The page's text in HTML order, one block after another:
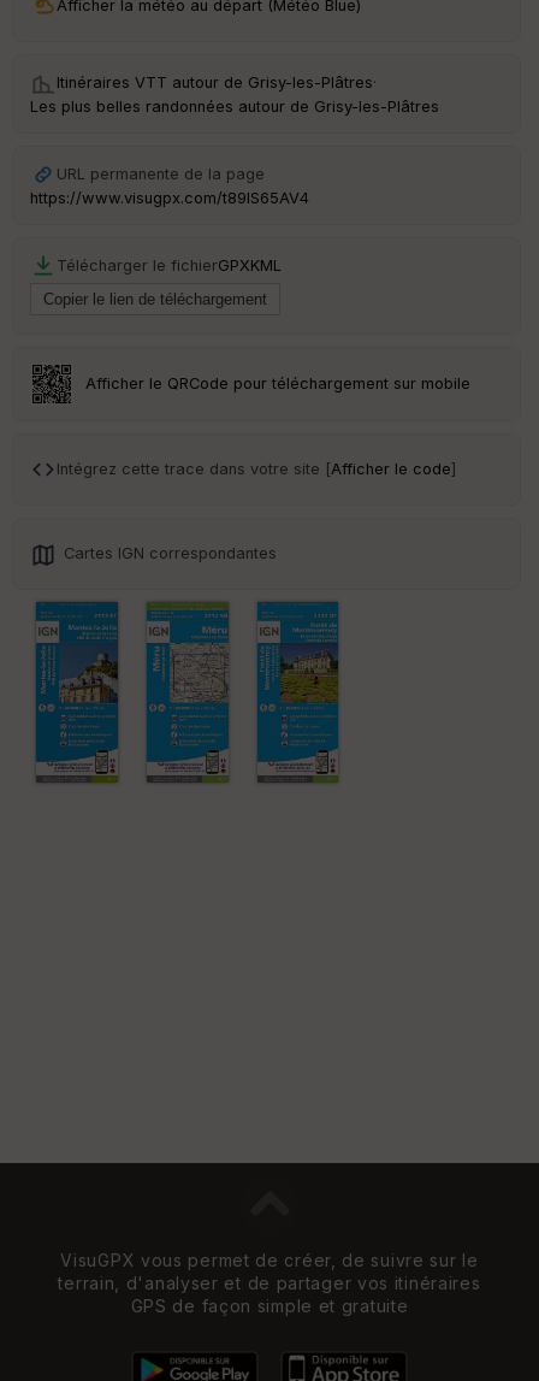
Afficher la météo au départ (Météo Blue)
Itinéraires VTT autour de Grisy-les-Plâtres·
Les plus belles randonnées autour de Grisy-les-Plâtres
URL permanente de la page
https://www.visugpx.com/t89lS65AV4
Télécharger le fichierGPXKML
Afficher le QRCode pour téléchargement sur mobile
Intégrez cette trace dans votre site [Afficher le code]
Cartes IGN correspondantes
VisuGPX vous permet de créer, de suivre sur le
terrain, d'analyser et de partager vos itinéraires
GPS de façon simple et gratuite